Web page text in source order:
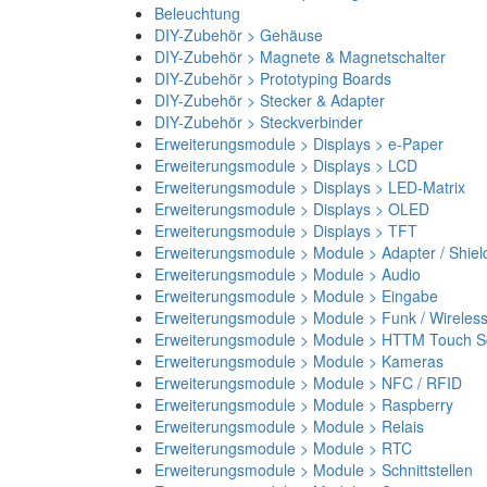
Beleuchtung
DIY-Zubehör > Gehäuse
DIY-Zubehör > Magnete & Magnetschalter
DIY-Zubehör > Prototyping Boards
DIY-Zubehör > Stecker & Adapter
DIY-Zubehör > Steckverbinder
Erweiterungsmodule > Displays > e-Paper
Erweiterungsmodule > Displays > LCD
Erweiterungsmodule > Displays > LED-Matrix
Erweiterungsmodule > Displays > OLED
Erweiterungsmodule > Displays > TFT
Erweiterungsmodule > Module > Adapter /
Erweiterungsmodule > Module > Audio
Erweiterungsmodule > Module > Eingabe
Erweiterungsmodule > Module > Funk / Wireless
Erweiterungsmodule > Module > HTTM Touch
Erweiterungsmodule > Module > Kameras
Erweiterungsmodule > Module > NFC / RFID
Erweiterungsmodule > Module > Raspberry
Erweiterungsmodule > Module > Relais
Erweiterungsmodule > Module > RTC
Erweiterungsmodule > Module > Schnittstellen